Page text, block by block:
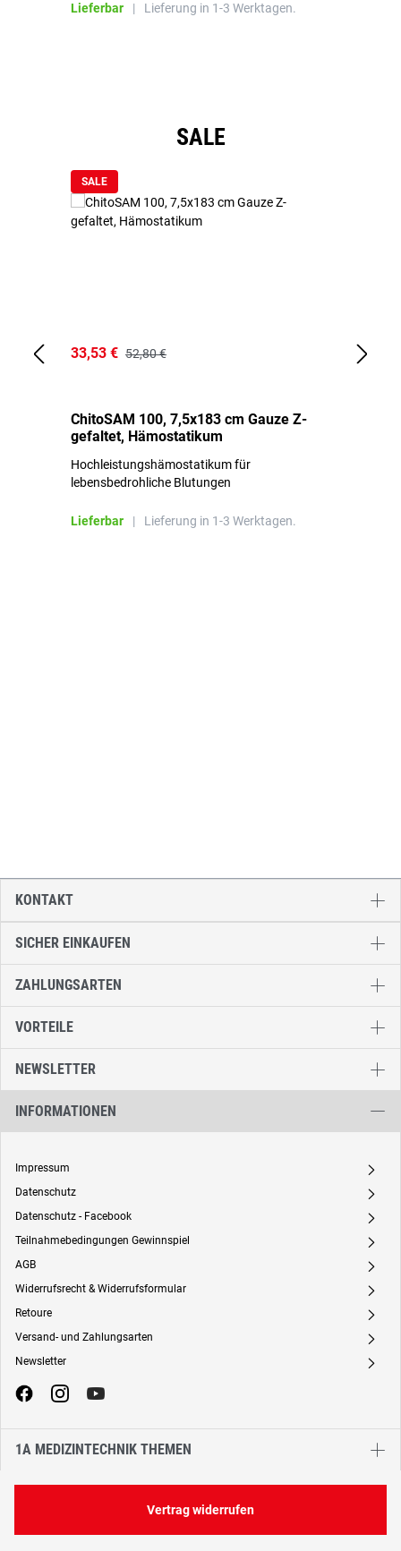
Lieferbar | Lieferung in 1-3 Werktagen.
SALE
SALE
33,53 € 52,80 €
ChitoSAM 100, 7,5x183 cm Gauze Z-
gefaltet, Hämostatikum
Hochleistungshämostatikum für
lebensbedrohliche Blutungen
Lieferbar | Lieferung in 1-3 Werktagen.
SICHER EINKAUFEN
ZAHLUNGSARTEN
VORTEILE
NEWSLETTER
INFORMATIONEN
Impressum A
Datenschutz A
Datenschutz - Facebook A
Teilnahmebedingungen Gewinnspiel A
AGB A
Widerrufsrecht & Widerrufsformular A
Retoure A
Versand- und Zahlungsarten A
Newsletter A
1A MEDIZINTECHNIK THEMEN
KONTAKT
Vertrag widerrufen